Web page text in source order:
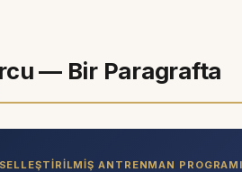
— Bir Paragrafta
ANTRENMAN PROGRAMI